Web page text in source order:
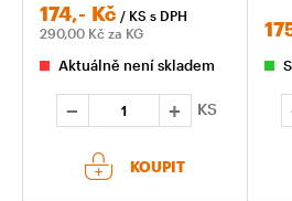
174,- Kč / KS s DPH
290,00 Kč za KG
Aktuálně není skladem
KS
KOUPIT